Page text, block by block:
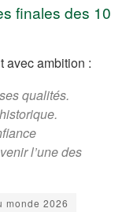
finales des 10
avec ambition :
qualités.
l’une des
monde 2026